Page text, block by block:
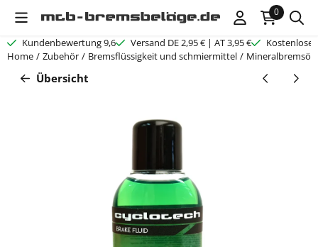
Cookie-Einstellungen verfügbar. Einstellungen wählen oder alle
0
Kundenbewertung 9,6 Versand DE 2,95 € | AT 3,95 €
Home / Zubehör / Bremsflüssigkeit und schmiermittel / Mineralbremsöl
Übersicht